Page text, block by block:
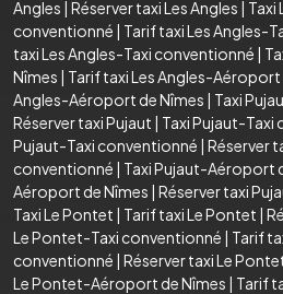
Angles | Réserver taxi Les Angles | Taxi
conventionné | Tarif taxi Les Angles-
taxi Les Angles-Taxi conventionné |
Nîmes | Tarif taxi Les Angles-Aéroport
Angles-Aéroport de Nîmes | Taxi
Réserver taxi Pujaut | Taxi Pujaut-Taxi
Pujaut-Taxi conventionné | Réserver
conventionné | Taxi Pujaut-Aéroport
Aéroport de Nîmes | Réserver taxi
Taxi Le Pontet | Tarif taxi Le Pontet |
Le Pontet-Taxi conventionné | Tarif
conventionné | Réserver taxi Le
Le Pontet-Aéroport de Nîmes | Tarif